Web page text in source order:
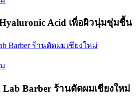
Acid เพื่อผิวนุ่มชุ่มชื้น
Barber ร้านตัดผมเชียงใหม่